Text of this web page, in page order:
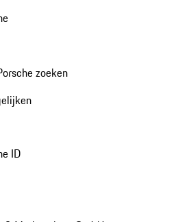
zoeken
ID